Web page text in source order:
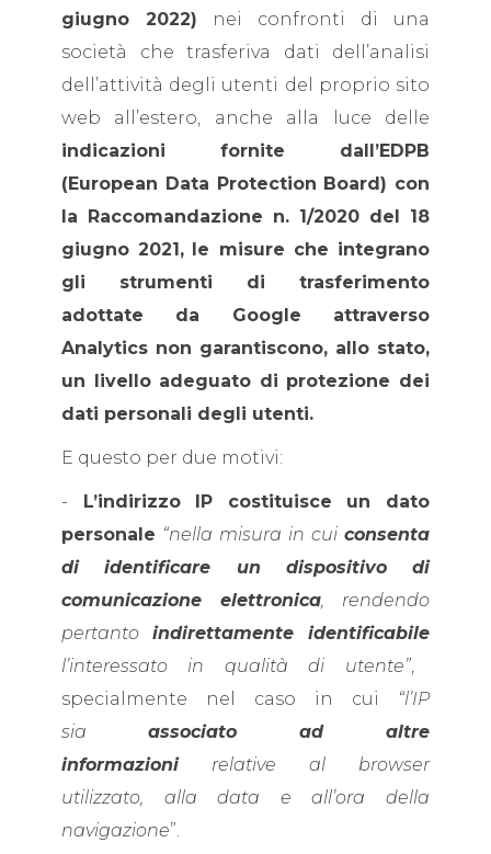
giugno 2022) nei confronti di una
società che trasferiva dati dell’analisi
dell’attività degli utenti del proprio sito
web all’estero, anche alla luce delle
indicazioni fornite dall’EDPB
(European Data Protection Board) con
la Raccomandazione n. 1/2020 del 18
giugno 2021, le misure che integrano
gli strumenti di trasferimento
adottate da Google attraverso
Analytics non garantiscono, allo stato,
un livello adeguato di protezione dei
dati personali degli utenti.
E questo per due motivi:
- L’indirizzo IP costituisce un dato
personale “nella misura in cui consenta
di identificare un dispositivo di
comunicazione elettronica, rendendo
pertanto indirettamente identificabile
l’interessato in qualità di utente”,
specialmente nel caso in cui
“l’IP
sia associato ad altre
informazionirelative al browser
utilizzato, alla data e all’ora della
navigazione”.